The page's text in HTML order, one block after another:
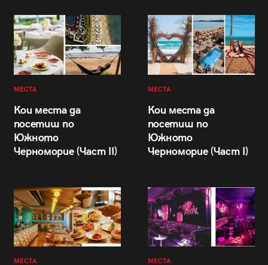
МЕСТА
Кои места да
посетиш по
Южното
Черноморие (Част II)
МЕСТА
Кои места да
посетиш по
Южното
Черноморие (Част I)
МЕСТА МЕСТА